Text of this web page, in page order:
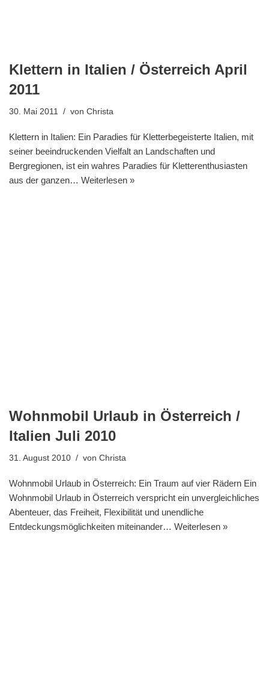
Klettern in Italien / Österreich April
2011
30. Mai 2011 von Christa
Klettern in Italien: Ein Paradies für Kletterbegeisterte Italien, mit
seiner beeindruckenden Vielfalt an Landschaften und
Bergregionen, ist ein wahres Paradies für Kletterenthusiasten
aus der ganzen… Weiterlesen »
Wohnmobil Urlaub in Österreich /
Italien Juli 2010
31. August 2010 von Christa
Wohnmobil Urlaub in Österreich: Ein Traum auf vier Rädern Ein
Wohnmobil Urlaub in Österreich verspricht ein unvergleichliches
Abenteuer, das Freiheit, Flexibilität und unendliche
Entdeckungsmöglichkeiten miteinander… Weiterlesen »